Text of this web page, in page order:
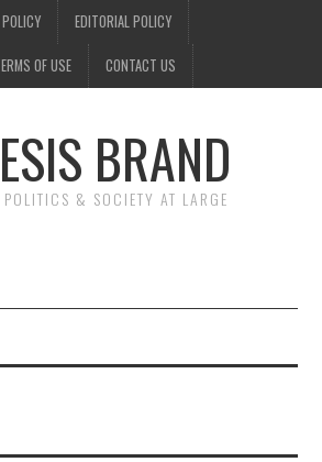
EDITORIAL POLICY
OF USE CONTACT US
BRAND
POLITICS & SOCIETY AT LARGE